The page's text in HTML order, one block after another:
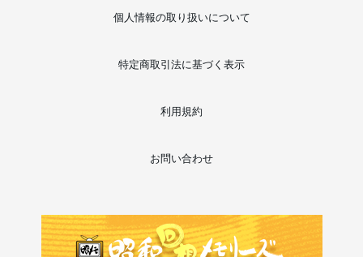
個人情報の取り扱いについて
特定商取引法に基づく表示
利用規約
お問い合わせ